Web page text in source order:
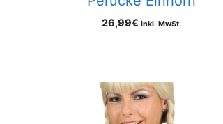
26,99€ inkl. MwSt.